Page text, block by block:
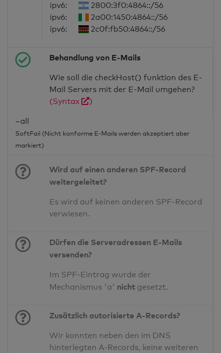
ipv6:
2800:3f0:4864::/56
ipv6:
2a00:1450:4864::/56
ipv6:
2c0f:fb50:4864::/56
Behandlung von E-Mails
Wie soll die checkHost() funktion des E-
Mail Servers mit der E-Mail umgehen?
(Syntax
)
~all
SoftFail (Nicht konforme E-Mails werden akzeptiert aber
markiert)
Wird auf einen anderen SPF-Record
weitergeleitet?
Es wird auf keinen anderen SPF-Record
verwiesen.
Dürfen die Serveradressen E-Mails
versenden?
Im SPF-Eintrag wurde der
Mechanismus 'a' nicht gesetzt.
Zusätzlich autorisierte A-Records?
Wir konnten neben den im DNS
hinterlegten A-Records, keine weiteren